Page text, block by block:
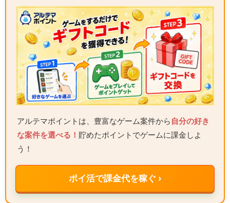
アルテマポイントは、豊富なゲーム案件から 自分の好き
な案件を選べる！ 貯めたポイントでゲームに課金しよ
う！
ポイ活で課金代を稼ぐ ›